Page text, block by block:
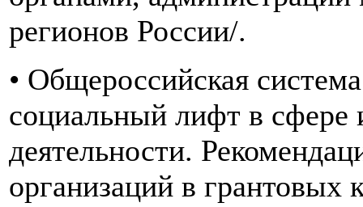
регионов России/.
• Общероссийская
социальный лифт в сфере
деятельности.
организаций в грантовых